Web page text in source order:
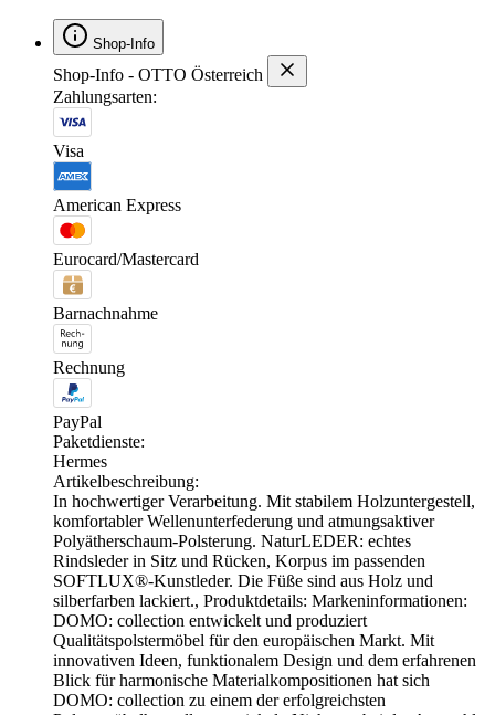
Shop-Info
Shop-Info - OTTO Österreich
Zahlungsarten:
Visa
American Express
Eurocard/Mastercard
Barnachnahme
Rechnung
PayPal
Paketdienste:
Hermes
Artikelbeschreibung:
In hochwertiger Verarbeitung. Mit stabilem Holzuntergestell,
komfortabler Wellenunterfederung und atmungsaktiver
Polyätherschaum-Polsterung. NaturLEDER: echtes
Rindsleder in Sitz und Rücken, Korpus im passenden
SOFTLUX®-Kunstleder. Die Füße sind aus Holz und
silberfarben lackiert., Produktdetails: Markeninformationen:
DOMO: collection entwickelt und produziert
Qualitätspolstermöbel für den europäischen Markt. Mit
innovativen Ideen, funktionalem Design und dem erfahrenen
Blick für harmonische Materialkompositionen hat sich
DOMO: collection zu einem der erfolgreichsten